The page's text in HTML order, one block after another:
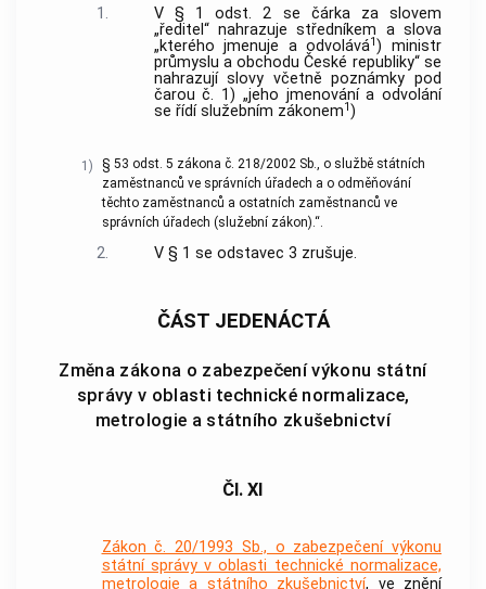
1.
V § 1 odst. 2 se čárka za slovem
„ředitel“ nahrazuje středníkem a slova
„kterého jmenuje a odvolává1) ministr
průmyslu a obchodu České republiky“ se
nahrazují slovy včetně poznámky pod
čarou č. 1) „jeho jmenování a odvolání
se řídí služebním zákonem1 )
1)
§ 53 odst. 5 zákona č. 218/2002 Sb., o službě státních
zaměstnanců ve správních úřadech a o odměňování
těchto zaměstnanců a ostatních zaměstnanců ve
správních úřadech (služební zákon).“.
2. V § 1 se odstavec 3 zrušuje.
ČÁST JEDENÁCTÁ
Změna zákona o zabezpečení výkonu státní
správy v oblasti technické normalizace,
metrologie a státního zkušebnictví
Čl. XI
Zákon č. 20/1993 Sb., o zabezpečení výkonu
státní správy v oblasti technické normalizace,
metrologie a státního zkušebnictví, ve znění